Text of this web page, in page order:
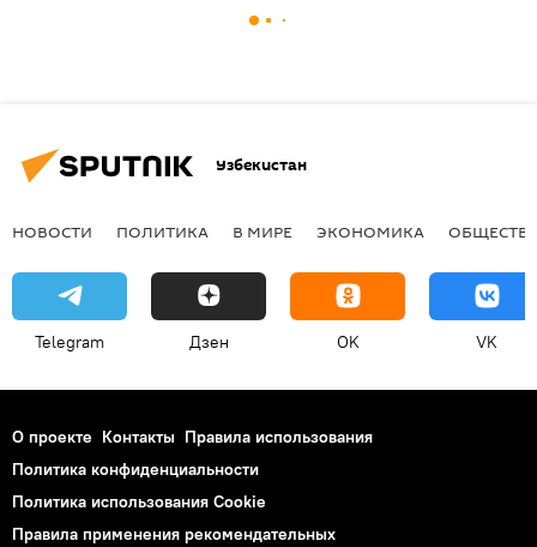
Узбекистан
НОВОСТИ ПОЛИТИКА В МИРЕ ЭКОНОМИКА
Telegram Дзен OK VK
О проекте Контакты Правила использования
Политика конфиденциальности
Политика использования Cookie
Правила применения рекомендательных